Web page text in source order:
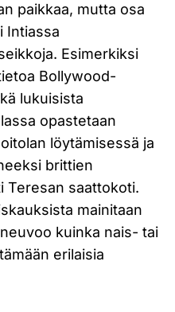
paikkaa, mutta osa
Intiassa
Esimerkiksi
Bollywood-
lukuisista
opastetaan
löytämisessä ja
brittien
Teresan saattokoti.
mainitaan
kuinka nais- tai
erilaisia